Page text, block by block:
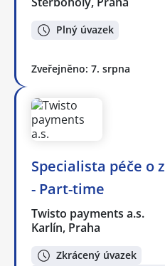
Plný úvazek
Zveřejněno: 7. srpna
Specialista péče o
- Part-time
Twisto payments a.s.
Karlín, Praha
Zkrácený úvazek